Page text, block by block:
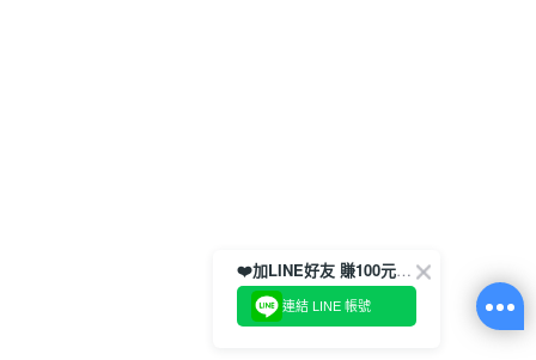
❤️加LINE好友 賺100元券！
連結 LINE 帳號